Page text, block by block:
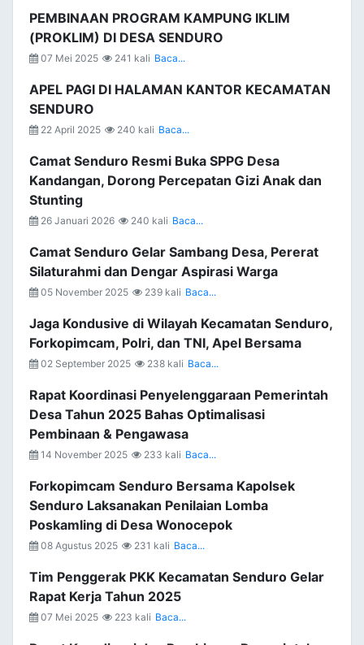
PEMBINAAN PROGRAM KAMPUNG IKLIM
(PROKLIM) DI DESA SENDURO
07 Mei 2025 241 kali Baca...
APEL PAGI DI HALAMAN KANTOR KECAMATAN
SENDURO
22 April 2025 240 kali Baca...
Camat Senduro Resmi Buka SPPG Desa
Kandangan, Dorong Percepatan Gizi Anak dan
Stunting
26 Januari 2026 240 kali Baca...
Camat Senduro Gelar Sambang Desa, Pererat
Silaturahmi dan Dengar Aspirasi Warga
05 November 2025 239 kali Baca...
Jaga Kondusive di Wilayah Kecamatan Senduro,
Forkopimcam, Polri, dan TNI, Apel Bersama
02 September 2025 238 kali Baca...
Rapat Koordinasi Penyelenggaraan Pemerintah
Desa Tahun 2025 Bahas Optimalisasi
Pembinaan & Pengawasa
14 November 2025 233 kali Baca...
Forkopimcam Senduro Bersama Kapolsek
Senduro Laksanakan Penilaian Lomba
Poskamling di Desa Wonocepok
08 Agustus 2025 231 kali Baca...
Tim Penggerak PKK Kecamatan Senduro Gelar
Rapat Kerja Tahun 2025
07 Mei 2025 223 kali Baca...